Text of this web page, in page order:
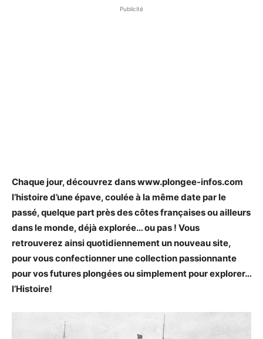
Publicité
Chaque jour, découvrez dans www.plongee-infos.com
l’histoire d’une épave, coulée à la même date par le
passé, quelque part près des côtes françaises ou ailleurs
dans le monde, déjà explorée… ou pas ! Vous
retrouverez ainsi quotidiennement un nouveau site,
pour vous confectionner une collection passionnante
pour vos futures plongées ou simplement pour explorer…
l’Histoire!